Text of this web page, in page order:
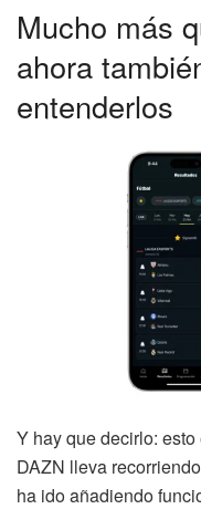
Mucho más
ahora
entenderlos
Y hay que decirlo:
DAZN lleva
ha ido añadiendo